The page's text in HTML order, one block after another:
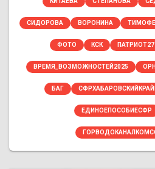
СИДОРОВА ВОРОНИНА
ФОТО КСК ПАТРИОТ27
ВРЕМЯ_ВОЗМОЖНОСТЕЙ2025
БАГ
ЕДИНОЕПОСОБИЕСФР